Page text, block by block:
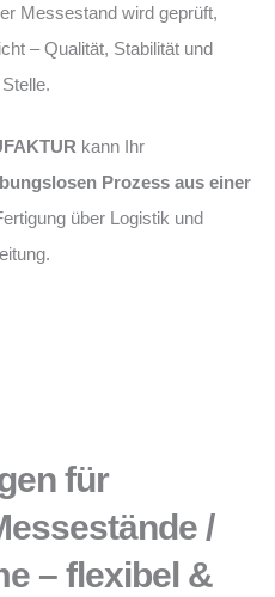
Messestand wird geprüft,
– Qualität, Stabilität und
kann Ihr
Prozess aus einer
über Logistik und
für
/
– flexibel &